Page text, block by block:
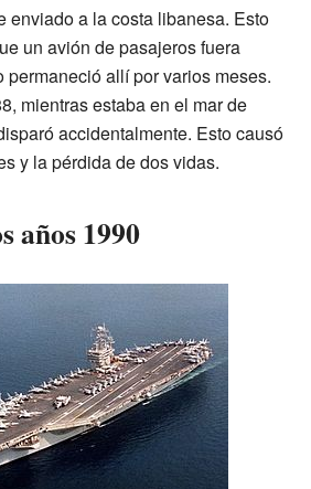
enviado a la costa libanesa. Esto
un avión de pasajeros fuera
permaneció allí por varios meses.
mientras estaba en el mar de
accidentalmente. Esto causó
y la pérdida de dos vidas.
años 1990